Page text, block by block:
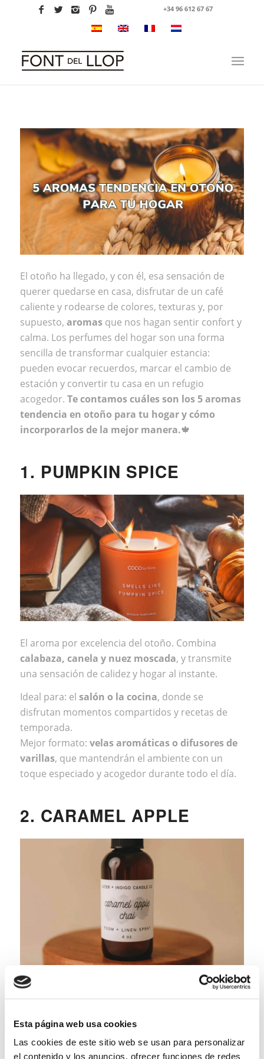
Esta página web usa cookies
Las cookies de este sitio web se usan para personalizar
el contenido y los anuncios, ofrecer funciones de redes
+34 96 612 67 67
El otoño ha llegado, y con él, esa sensación de
querer quedarse en casa, disfrutar de un café
caliente y rodearse de colores, texturas y, por
supuesto, aromasque nos hagan sentir confort y
calma. Los perfumes del hogar son una forma
sencilla de transformar cualquier estancia:
pueden evocar recuerdos, marcar el cambio de
estación y convertir tu casa en un refugio
acogedor. Te contamos cuáles son los 5 aromas
tendencia en otoño para tu hogar y cómo
incorporarlos de la mejor manera.🍁
1. PUMPKIN SPICE
El aroma por excelencia del otoño. Combina
calabaza, canela y nuez moscada, y transmite
una sensación de calidez y hogar al instante.
Ideal para: el salón o la cocina, donde se
disfrutan momentos compartidos y recetas de
temporada.
Mejor formato: velas aromáticas o difusores de
varillas, que mantendrán el ambiente con un
toque especiado y acogedor durante todo el día.
2. CARAMEL APPLE
Una fragancia dulce y alegre, mezcla de
manzana
caramelizadacon un toque de vainilla y azúcar
tostado. Evoca ferias, postres caseros y tardes de
merienda.
Ideal para: elcomedor o zona de entrada, donde